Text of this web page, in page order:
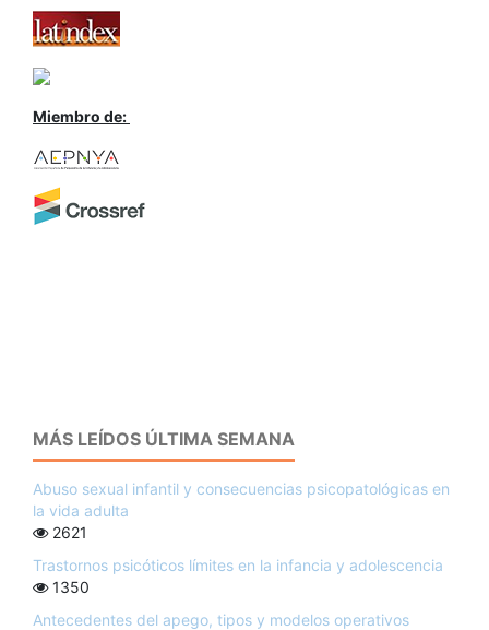
Miembro de:
MÁS LEÍDOS ÚLTIMA SEMANA
Abuso sexual infantil y consecuencias psicopatológicas en
la vida adulta
2621
Trastornos psicóticos límites en la infancia y adolescencia
1350
Antecedentes del apego, tipos y modelos operativos